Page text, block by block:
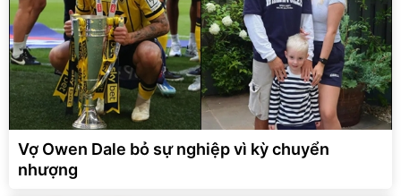
Vợ Owen Dale bỏ sự nghiệp vì kỳ chuyển
nhượng